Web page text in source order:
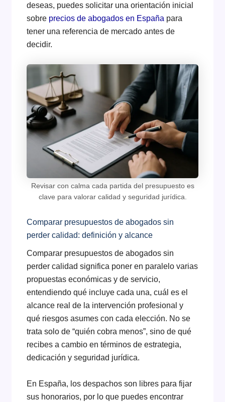
deseas, puedes solicitar una orientación inicial
sobre precios de abogados en España para
tener una referencia de mercado antes de
decidir.
Revisar con calma cada partida del presupuesto es
clave para valorar calidad y seguridad jurídica.
Comparar presupuestos de abogados sin
perder calidad: definición y alcance
Comparar presupuestos de abogados sin
perder calidad significa poner en paralelo varias
propuestas económicas y de servicio,
entendiendo qué incluye cada una, cuál es el
alcance real de la intervención profesional y
qué riesgos asumes con cada elección. No se
trata solo de “quién cobra menos”, sino de qué
recibes a cambio en términos de estrategia,
dedicación y seguridad jurídica.
En España, los despachos son libres para fijar
sus honorarios, por lo que puedes encontrar